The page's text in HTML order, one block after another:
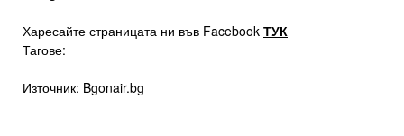
Харесайте страницата ни във Facebook ТУК
Тагове:
Източник: Bgonair.bg